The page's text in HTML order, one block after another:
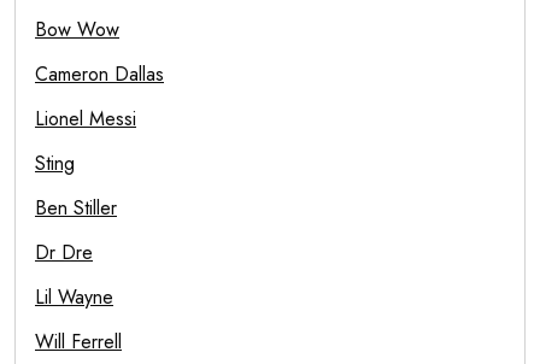
Bow Wow
Cameron Dallas
Lionel Messi
Sting
Ben Stiller
Dr Dre
Lil Wayne
Will Ferrell